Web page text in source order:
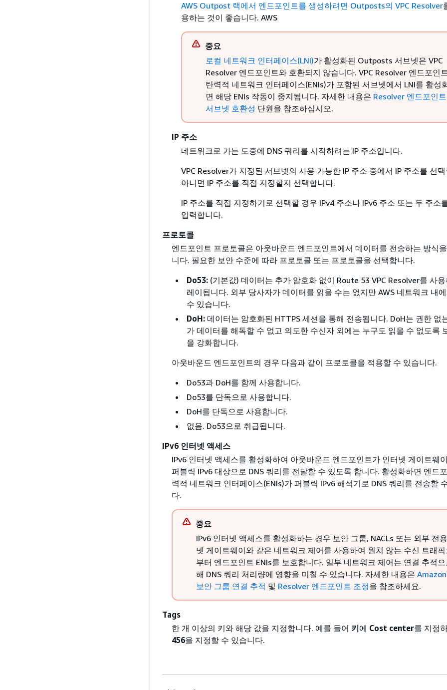
AWS Outpost 랙에서 엔드포인트를 생성하려면 Outposts의 VPC Resolver
용하는 것이 좋습니다. AWS
중요
로컬 네트워크 인터페이스(LNI)가 활성화된 Outposts 서브넷은 VPC
Resolver 엔드포인트와 호환되지 않습니다. VPC Resolver 엔드포인
탄력적 네트워크 인터페이스(ENIs)가 포함된 서브넷에서 LNI를 활성
면 해당 ENIs 작동이 중지됩니다. 자세한 내용은 Resolver 엔드포인
서브넷 호환성 단원을 참조하십시오.
IP 주소
네트워크로 가는 도중에 DNS 쿼리를 시작하려는 IP 주소입니다.
VPC Resolver가 지정된 서브넷의 사용 가능한 IP 주소 중에서 IP 주소를 선택
아니면 IP 주소를 직접 지정할지 선택합니다.
IP 주소를 직접 지정하기로 선택할 경우 IPv4 주소나 IPv6 주소 또는 두 주소
입력합니다.
프로토콜
엔드포인트 프로토콜은 아웃바운드 엔드포인트에서 데이터를 전송하는 방식
니다. 필요한 보안 수준에 따라 프로토콜 또는 프로토콜을 선택합니다.
Do53:(기본값) 데이터는 추가 암호화 없이 Route 53 VPC Resolver를 사용
레이됩니다. 외부 당사자가 데이터를 읽을 수는 없지만 AWS 네트워크 내
수 있습니다.
DoH:데이터는 암호화된 HTTPS 세션을 통해 전송됩니다. DoH는 권한 없
가 데이터를 해독할 수 없고 의도한 수신자 외에는 누구도 읽을 수 없도록
을 강화합니다.
아웃바운드 엔드포인트의 경우 다음과 같이 프로토콜을 적용할 수 있습니다.
Do53과 DoH를 함께 사용합니다.
Do53를 단독으로 사용합니다.
DoH를 단독으로 사용합니다.
없음. Do53으로 취급됩니다.
IPv6 인터넷 액세스
IPv6 인터넷 액세스를 활성화하여 아웃바운드 엔드포인트가 인터넷 게이트웨
퍼블릭 IPv6 대상으로 DNS 쿼리를 전달할 수 있도록 합니다. 활성화하면 엔드
력적 네트워크 인터페이스(ENIs)가 퍼블릭 IPv6 해석기로 DNS 쿼리를 전송할
다.
중요
IPv6 인터넷 액세스를 활성화하는 경우 보안 그룹, NACLs 또는 외부 전
넷 게이트웨이와 같은 네트워크 제어를 사용하여 원치 않는 수신 트래픽
부터 엔드포인트 ENIs를 보호합니다. 일부 네트워크 제어는 연결 추적으
해 DNS 쿼리 처리량에 영향을 미칠 수 있습니다. 자세한 내용은 Amazon
보안 그룹 연결 추적 및 Resolver 엔드포인트 조정을 참조하세요.
Tags
한 개 이상의 키와 해당 값을 지정합니다. 예를 들어 키에 Cost center를 지정
456을 지정할 수 있습니다.